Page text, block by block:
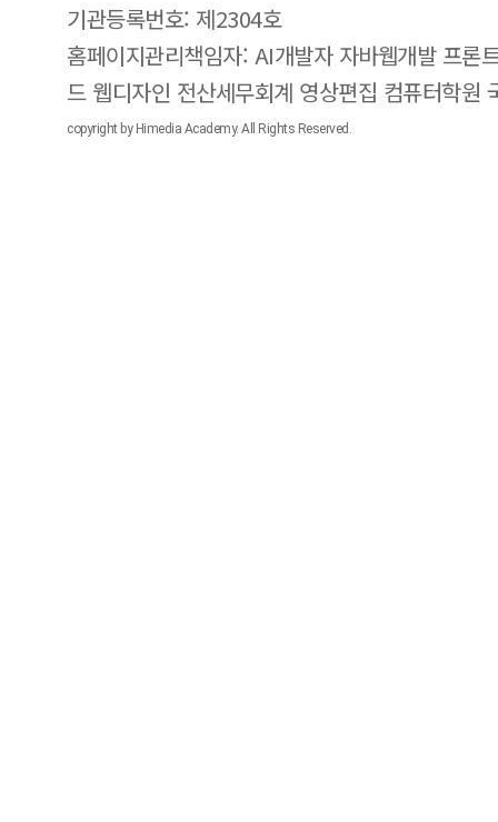
기관등록번호: 제2304호
홈페이지관리책임자: AI개발자 자바웹개발 프론
드 웹디자인 전산세무회계 영상편집 컴퓨터학원
copyright by Himedia Academy. All Rights Reserved.